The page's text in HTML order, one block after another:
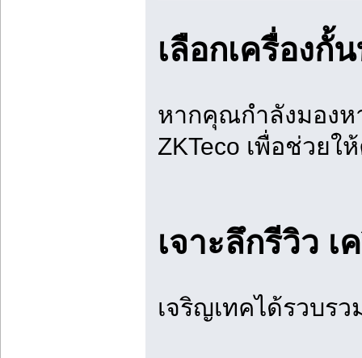
เลือกเครื่อง
หากคุณกำลังมองห
ZKTeco เพื่อช่วย
เจาะลึกรีวิว
เจริญเทคได้รวบร